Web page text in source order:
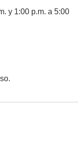
y 1:00 p.m. a 5:00